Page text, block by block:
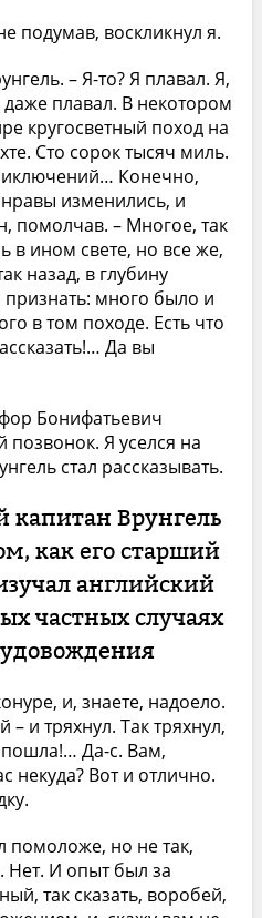
подумав, воскликнул я.
– Я-то? Я плавал. Я,
плавал. В некотором
кругосветный поход на
Сто сорок тысяч миль.
Конечно,
изменились, и
помолчав. – Многое, так
в ином свете, но все же,
назад, в глубину
много было и
в том походе. Есть что
Да вы
Бонифатьевич
Я уселся на
стал рассказывать.
капитан Врунгель
как его старший
английский
частных случаях
и, знаете, надоело.
и тряхнул. Так тряхнул,
Да-с. Вам,
некуда? Вот и отлично.
помоложе, но не так,
Нет. И опыт был за
так сказать, воробей,